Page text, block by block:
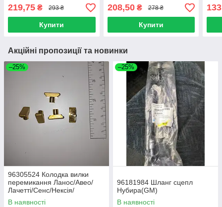
внутр МКПП(к-т з
хомутами та мастилом)
219,75 ₴ 293 ₴
Купити
мастилом) 6 хвиль
208,50₴ 278 ₴
Купити
Акційні пропозиції та новинки
–25%
96305524 Колодка вилки
перемикання Ланос/Авео/
Лачетті/Сенс/Нексія/
Такума(GM)
В наявності
–25%
96181984 Шланг сцепл
Нубира(GM)
В наявності